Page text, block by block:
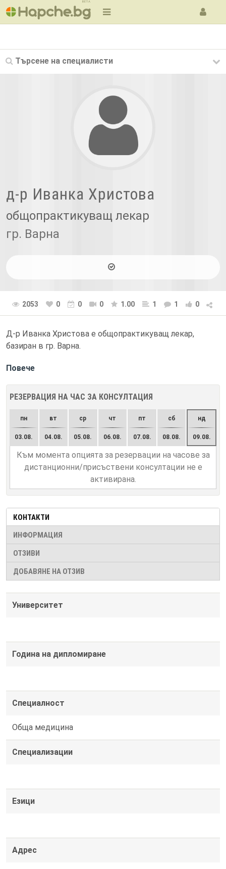
BETA
Търсене на специалисти
д-р Иванка Христова
общопрактикуващ лекар
гр. Варна
2053 0 0 0 1.00 1 1 0
Д-р Иванка Христова е общопрактикуващ лекар,
базиран в гр. Варна.
Повече
РЕЗЕРВАЦИЯ НА ЧАС ЗА КОНСУЛТАЦИЯ
пн
03.08.
вт
04.08.
ср
05.08.
чт
06.08.
пт
07.08.
сб
08.08.
нд
09.08.
Към момента опцията за резервации на часове за
дистанционни/присъствени консултации не е
активирана.
КОНТАКТИ
ИНФОРМАЦИЯ
ОТЗИВИ
ДОБАВЯНЕ НА ОТЗИВ
Университет
Година на дипломиране
Специалност
Обща медицина
Специализации
Езици
Адрес